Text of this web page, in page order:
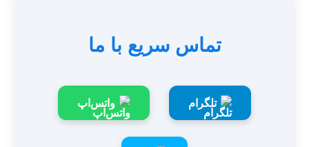
تماس سریع با ما
تلگرام واتس‌اپ